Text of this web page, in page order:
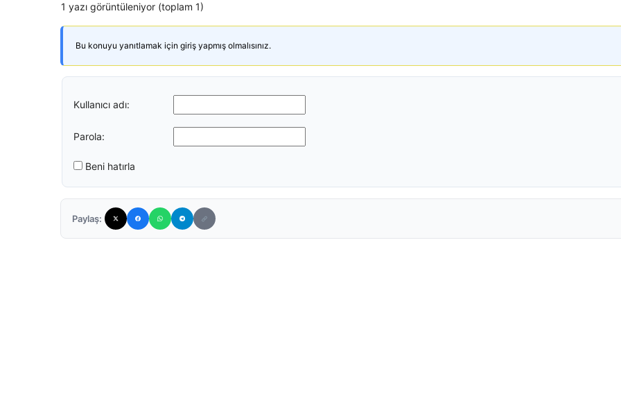
1 yazı görüntüleniyor (toplam 1)
Bu konuyu yanıtlamak için giriş yapmış olmalısınız.
Kullanıcı adı:
Parola:
Beni hatırla
Paylaş: